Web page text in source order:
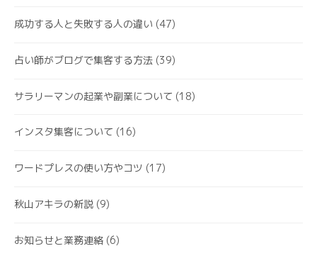
成功する人と失敗する人の違い (47)
占い師がブログで集客する方法 (39)
サラリーマンの起業や副業について (18)
インスタ集客について (16)
ワードプレスの使い方やコツ (17)
秋山アキラの新説 (9)
お知らせと業務連絡 (6)